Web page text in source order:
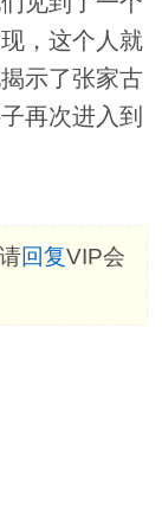
，这个人就
示了张家古
再次进入到
回复VIP会